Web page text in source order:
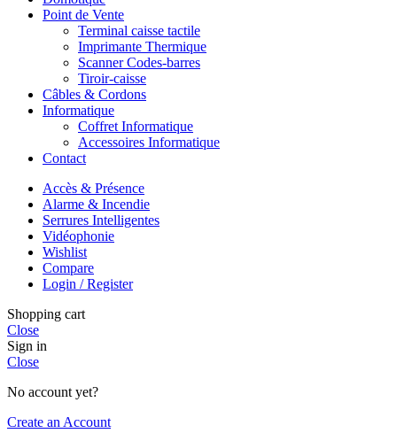
Point de Vente
Terminal caisse tactile
Imprimante Thermique
Scanner Codes-barres
Tiroir-caisse
Câbles & Cordons
Informatique
Coffret Informatique
Accessoires Informatique
Contact
Accès & Présence
Alarme & Incendie
Serrures Intelligentes
Vidéophonie
Wishlist
Compare
Login / Register
Shopping cart
Close
Sign in
Close
No account yet?
Create an Account